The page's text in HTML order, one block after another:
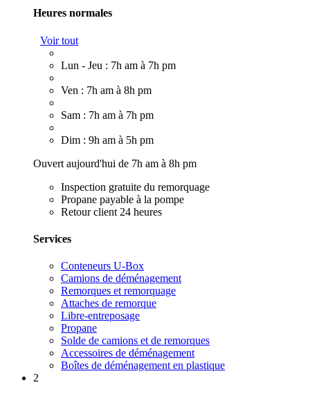
Heures normales
Voir tout
Lun - Jeu : 7h am à 7h pm
Ven : 7h am à 8h pm
Sam : 7h am à 7h pm
Dim : 9h am à 5h pm
Ouvert aujourd'hui de 7h am à 8h pm
Inspection gratuite du remorquage
Propane payable à la pompe
Retour client 24 heures
Services
Conteneurs U-Box
Camions de déménagement
Remorques et remorquage
Attaches de remorque
Libre-entreposage
Propane
Solde de camions et de remorques
Accessoires de déménagement
Boîtes de déménagement en plastique
2